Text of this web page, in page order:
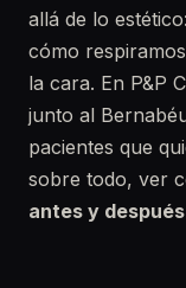
allá de lo
cómo
la cara. En P&P
junto al
pacientes que
sobre todo, ver
antes y después